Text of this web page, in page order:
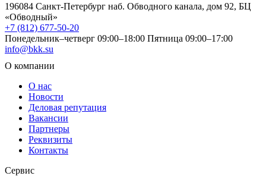
196084 Санкт-Петербург наб. Обводного канала, дом 92, БЦ
«Обводный»
+7 (812) 677-50-20
Понедельник–четверг 09:00–18:00 Пятница 09:00–17:00
info@bkk.su
О компании
О нас
Новости
Деловая репутация
Вакансии
Партнеры
Реквизиты
Контакты
Сервис